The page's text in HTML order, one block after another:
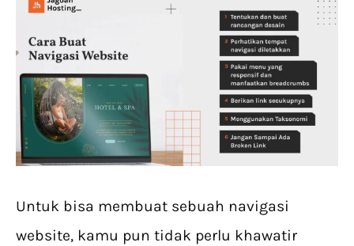
Untuk bisa membuat sebuah navigasi
website, kamu pun tidak perlu khawatir